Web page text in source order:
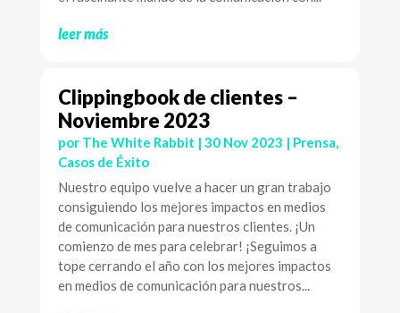
leer más
Clippingbook de clientes –
Noviembre 2023
por The White Rabbit | 30 Nov 2023 | Prensa,
Casos de Éxito
Nuestro equipo vuelve a hacer un gran trabajo
consiguiendo los mejores impactos en medios
de comunicación para nuestros clientes. ¡Un
comienzo de mes para celebrar! ¡Seguimos a
tope cerrando el año con los mejores impactos
en medios de comunicación para nuestros...